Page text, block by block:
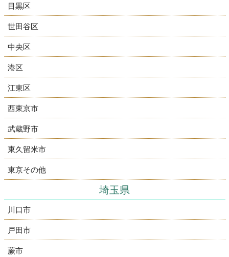
目黒区
世田谷区
中央区
港区
江東区
西東京市
武蔵野市
東久留米市
東京その他
埼玉県
川口市
戸田市
蕨市